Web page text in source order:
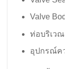
Valve
ท่อบริเว
อุปกรณ์ค